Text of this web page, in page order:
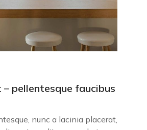
– pellentesque faucibus
nunc a lacinia placerat,